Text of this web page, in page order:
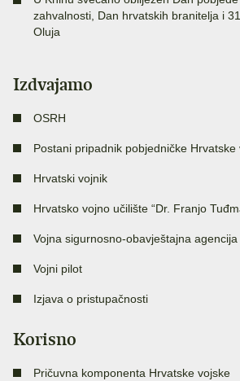
zahvalnosti, Dan hrvatskih branitelja i
Oluja
Izdvajamo
OSRH
Postani pripadnik pobjedničke Hrvatske
Hrvatski vojnik
Hrvatsko vojno učilište “Dr. Franjo
Vojna sigurnosno-obavještajna agencija
Vojni pilot
Izjava o pristupačnosti
Korisno
Pričuvna komponenta Hrvatske vojske